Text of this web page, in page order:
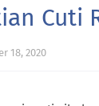
Cuti
18, 2020